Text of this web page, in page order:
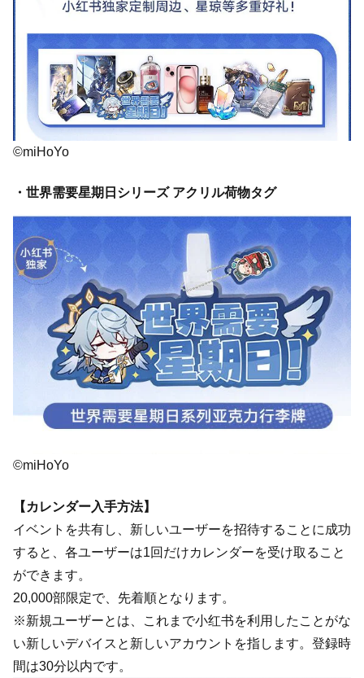
©miHoYo
・世界需要星期日シリーズ アクリル荷物タグ
©miHoYo
【カレンダー入手方法】
イベントを共有し、新しいユーザーを招待することに成功
すると、各ユーザーは1回だけカレンダーを受け取ること
ができます。
20,000部限定で、先着順となります。
※新規ユーザーとは、これまで小红书を利用したことがな
い新しいデバイスと新しいアカウントを指します。登録時
間は30分以内です。